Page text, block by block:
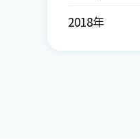
2018年